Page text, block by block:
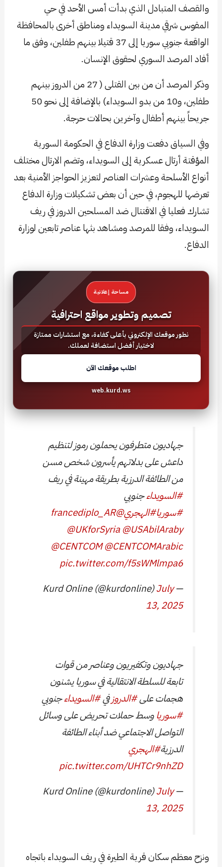
والقصف المتبادل الذي بدأت أمس الأحد في حي
المقوس شرقي مدينة السويداء ومناطق أخرى بالمحافظة
الواقعة جنوبي سوريا إلى 37 قتيلا بينهم طفلين، وفق ما
أفاد المرصد السوري لحقوق الإنسان.
وذكر المرصد أن من بين القتلى ( 27 من الدروز بينهم
طفلين، و10 من بدو السويداء) بالإضافة إلى نحو 50
جريحاً بينهم أطفال وآخرين بحالات حرجة.
وفي السياق دفعت وزارة الدفاع في الحكومة السورية
المؤقتة أرتال عسكرية إلى السويداء، وتضم الارتال مختلف
أنواع الأسلحة وعشرات العناصر لتعزيز الحواجز الأمنية بعد
تعرضها للهجوم، في حين أن بعض تشكيلات وزارة الدفاع
تشارك فعليا في الاقتتال ضد المسلحين الدروز في ريف
السويداء، وفقا للمرصد ومشاهد بثها عناصر تابعين لوزارة
الدفاع.
مساحة إعلانية
تصميم وتطوير مواقع احترافية
نطور موقعك الإلكتروني بأعلى كفاءة، مع استشارات ممتازة
لاختيار أفضل استضافة لعملك.
اطلب موقعك الآن
web.kurd.ws
جهاديون متطرفون يحملون رموز لتنظيم
داعش على بدلاتهم يأسرون شخص مسن
من الطائفة الدرزية بطريقة مهينة في ريف
#السويداءجنوبي
#سوريا#الهجري@francediplo_AR
@UKforSyria @USAbilAraby
@CENTCOM @CENTCOMArabic
pic.twitter.com/f5sWMlmpa6
— Kurd Online (@kurdonline)
July
13, 2025
جهاديون وتكفيريون وعناصر من قوات
تابعة للسلطة الانتقالية في سوريا يشنون
هجمات على#الدروزفي#السويداءجنوبي
#سوريا وسط حملات تحريض على وسائل
التواصل الاجتماعي ضد أبناء الطائفة
الدرزية#الهجري
pic.twitter.com/UHTCr9nhZD
— Kurd Online (@kurdonline)
July
13, 2025
ونزح معظم سكان قرية الطيرة في ريف السويداء باتجاه